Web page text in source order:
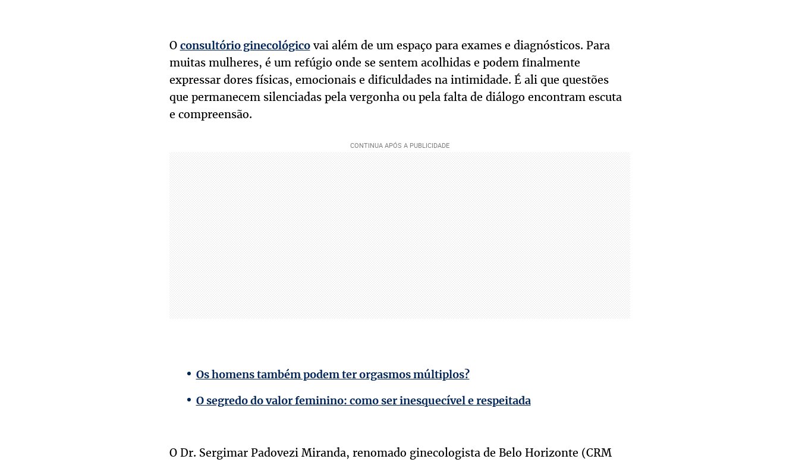
O consultório ginecológicovai além de um espaço para exames e diagnósticos. Para
muitas mulheres, é um refúgio onde se sentem acolhidas e podem finalmente
expressar dores físicas, emocionais e dificuldades na intimidade. É ali que questões
que permanecem silenciadas pela vergonha ou pela falta de diálogo encontram escuta
e compreensão.
Os homens também podem ter orgasmos múltiplos?
O segredo do valor feminino: como ser inesquecível e respeitada
O Dr. Sergimar Padovezi Miranda, renomado ginecologista de Belo Horizonte (CRM